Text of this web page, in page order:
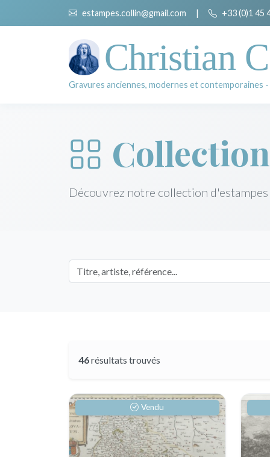
estampes.collin@gmail.com | +33 (0)1 45
Christian
Gravures anciennes, modernes et contemporaines -
Collection
Découvrez notre collection
46résultats trouvés
Vendu